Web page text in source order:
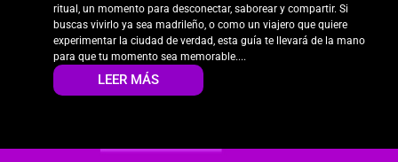
ritual, un momento para desconectar, saborear y compartir. Si
buscas vivirlo ya sea madrileño, o como un viajero que quiere
experimentar la ciudad de verdad, esta guía te llevará de la mano
para que tu momento sea memorable....
LEER MÁS